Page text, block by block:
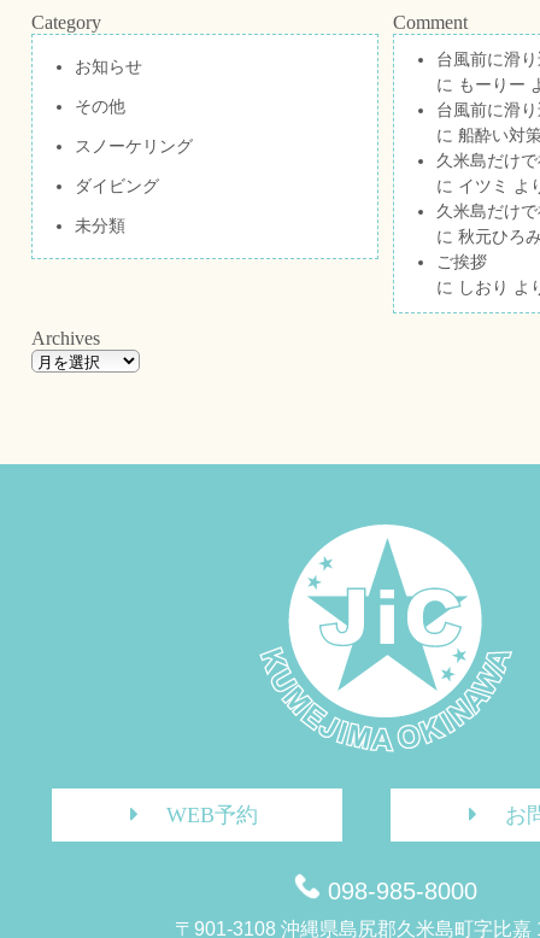
Category
お知らせ
その他
スノーケリング
ダイビング
未分類
Comment
台風前に滑
に もーりー
台風前に滑
に 船酔い対
久米島だけ
に イツミ よ
久米島だけ
に 秋元ひろ
ご挨拶
に しおり よ
Archives
WEB予約 お
098-985-8000
〒901-3108 沖縄県島尻郡久米島町字比嘉